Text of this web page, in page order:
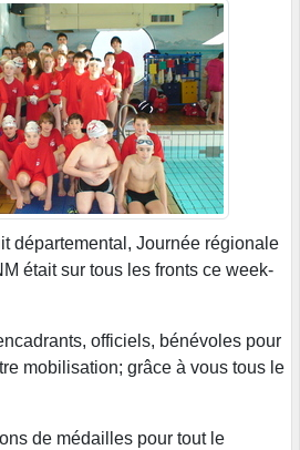
départemental, Journée régionale
était sur tous les fronts ce week-
officiels, bénévoles pour
mobilisation; grâce à vous tous le
de médailles pour tout le